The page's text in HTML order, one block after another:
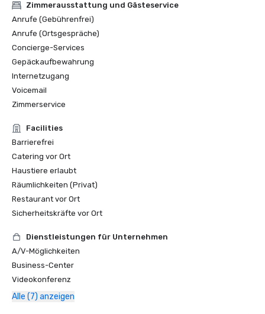
Zimmerausstattung und Gästeservice
Anrufe (Gebührenfrei)
Anrufe (Ortsgespräche)
Concierge-Services
Gepäckaufbewahrung
Internetzugang
Voicemail
Zimmerservice
Facilities
Barrierefrei
Catering vor Ort
Haustiere erlaubt
Räumlichkeiten (Privat)
Restaurant vor Ort
Sicherheitskräfte vor Ort
Dienstleistungen für Unternehmen
A/V-Möglichkeiten
Business-Center
Videokonferenz
Alle (7) anzeigen